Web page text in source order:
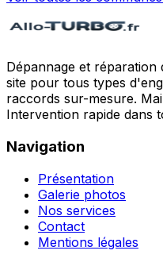
Dépannage et
site pour tous types
raccords sur-mesure.
Intervention rapide dans
Navigation
Présentation
Galerie photos
Nos services
Contact
Mentions légales